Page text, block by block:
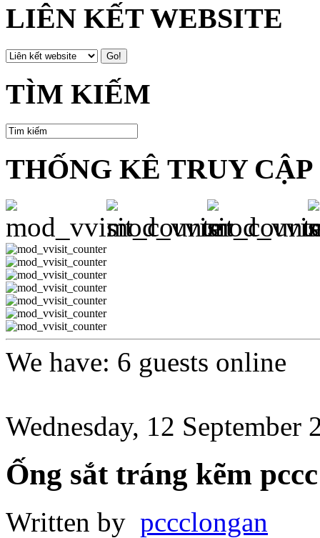
LIÊN KẾT WEBSITE
TÌM KIẾM
THỐNG KÊ TRUY CẬP
We have: 6 guests online
Wednesday, 12 September
Ống sắt tráng kẽm pccc
Written by pccclongan